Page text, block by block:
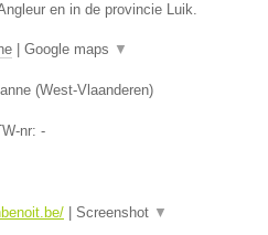
en in de provincie Luik.
Google maps ▼
(West-Vlaanderen)
nr: -
Screenshot ▼